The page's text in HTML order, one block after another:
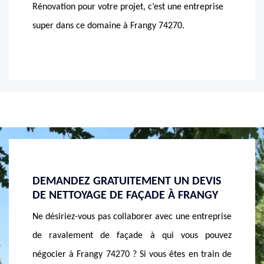
Rénovation pour votre projet, c’est une entreprise
super dans ce domaine à Frangy 74270.
MASSON RÉNOVATION - TARIF
NETTOYAGE DE FAÇADE FRANGY
Le nettoyage de façade permet de redonner de
l’éclat à la maison. C’est également une
intervention qui sert à raviver la tenue des murs.
PRIX
Dans